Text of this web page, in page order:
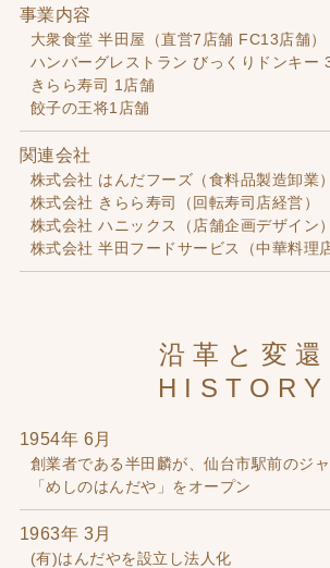
事業内容
大衆食堂 半田屋（直営7店舗 FC13店舗）
ハンバーグレストラン びっくりドンキー
きらら寿司 1店舗
餃子の王将1店舗
関連会社
株式会社 はんだフーズ（食料品製造卸業）
株式会社 きらら寿司（回転寿司店経営）
株式会社 ハニックス（店舗企画デザイン）
株式会社 半田フードサービス（中華料理
沿革と変還
HISTORY
1954年 6月
創業者である半田麟が、仙台市駅前のジ
「めしのはんだや」をオープン
1963年 3月
(有)はんだやを設立し法人化